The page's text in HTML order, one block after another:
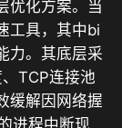
优化方案。当
工具，其中bi
力。其底层采
TCP连接池
缓解因网络握
进程中断现